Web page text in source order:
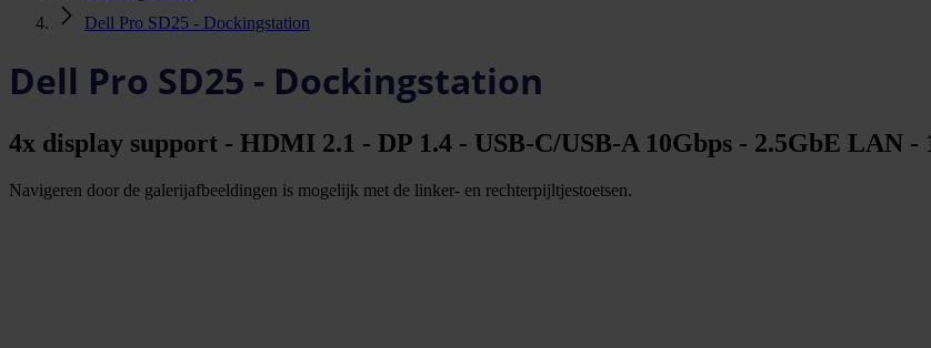
Dell Pro SD25 - Dockingstation
Dell Pro SD25 - Dockingstation
4x display support - HDMI 2.1 - DP 1.4 - USB-C/USB-A 10Gbps - 2.5GbE LAN
Navigeren door de galerijafbeeldingen is mogelijk met de linker- en rechterpijltjestoetsen.